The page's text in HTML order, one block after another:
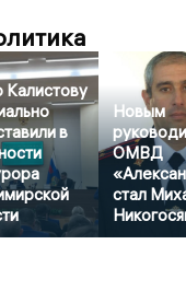
в
Новым
ОМВД
стал